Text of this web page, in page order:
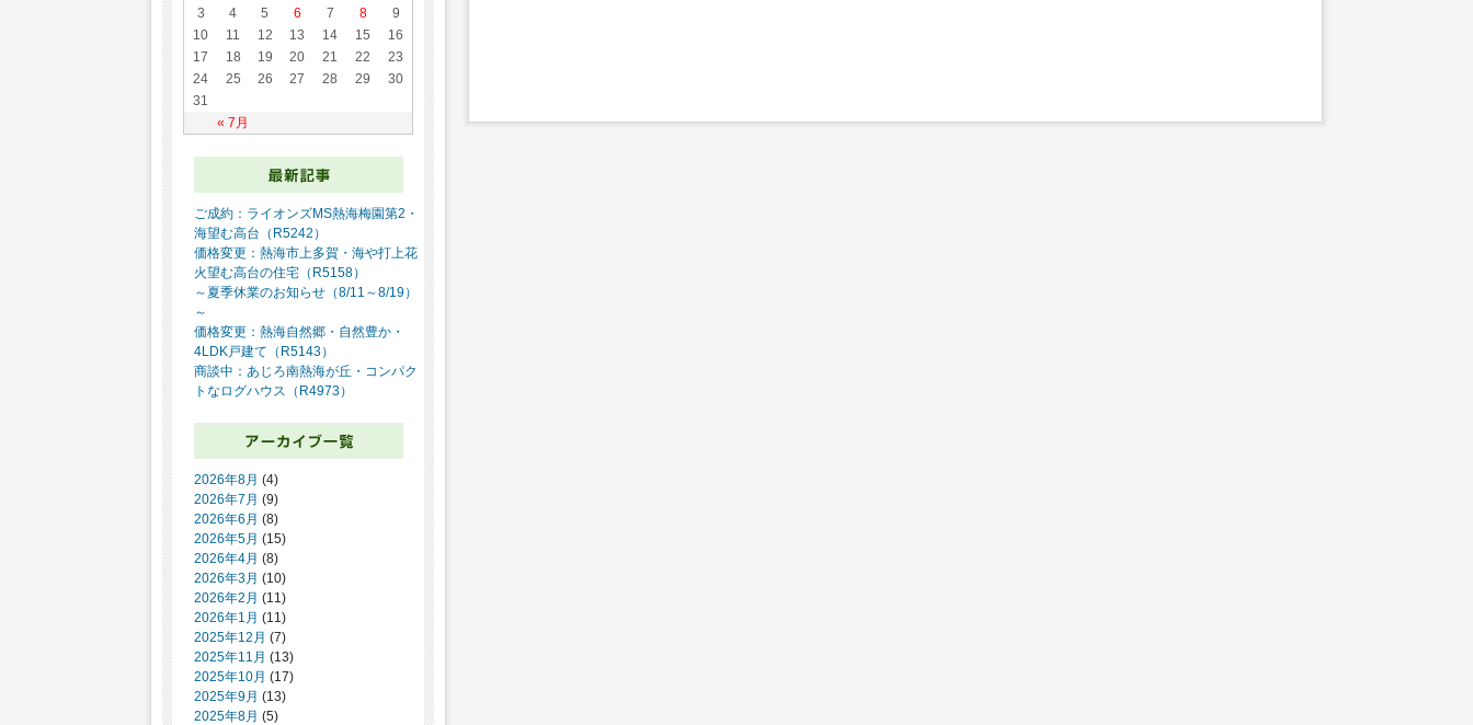
« 7月
3
4 5 6 7 8
9
10
11 12 13 14 15
16
17
18 19 20 21 22
23
24
25 26 27 28 29
30
31
ご成約：ライオンズMS熱海梅園第2・
海望む高台（R5242）
価格変更：熱海市上多賀・海や打上花
火望む高台の住宅（R5158）
～夏季休業のお知らせ（8/11～8/19）
～
価格変更：熱海自然郷・自然豊か・
4LDK戸建て（R5143）
商談中：あじろ南熱海が丘・コンパク
トなログハウス（R4973）
2026年8月 (4)
2026年7月 (9)
2026年6月 (8)
2026年5月 (15)
2026年4月 (8)
2026年3月 (10)
2026年2月 (11)
2026年1月 (11)
2025年12月 (7)
2025年11月 (13)
2025年10月 (17)
2025年9月 (13)
2025年8月 (5)